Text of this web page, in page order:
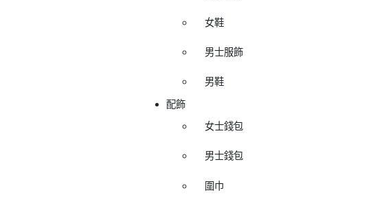
女鞋
男士服飾
男鞋
配飾
女士錢包
男士錢包
圍巾